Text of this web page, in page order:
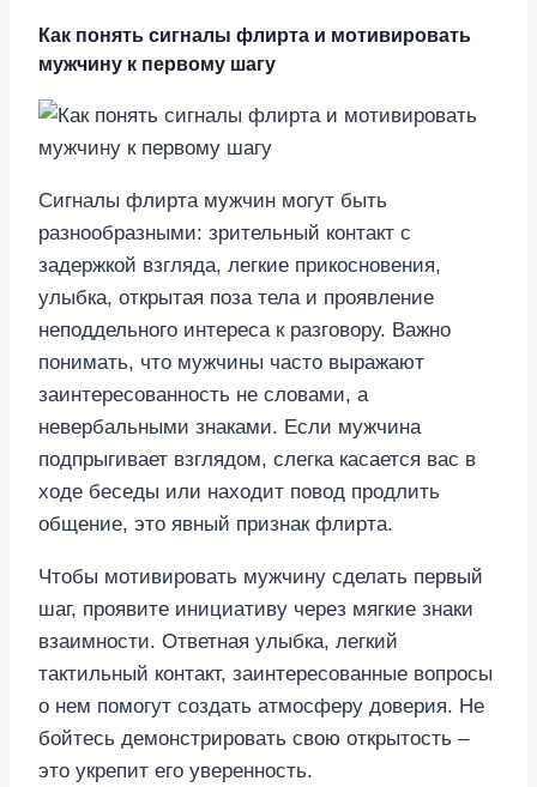
Как понять сигналы флирта и мотивировать
мужчину к первому шагу
Сигналы флирта мужчин могут быть
разнообразными: зрительный контакт с
задержкой взгляда, легкие прикосновения,
улыбка, открытая поза тела и проявление
неподдельного интереса к разговору. Важно
понимать, что мужчины часто выражают
заинтересованность не словами, а
невербальными знаками. Если мужчина
подпрыгивает взглядом, слегка касается вас в
ходе беседы или находит повод продлить
общение, это явный признак флирта.
Чтобы мотивировать мужчину сделать первый
шаг, проявите инициативу через мягкие знаки
взаимности. Ответная улыбка, легкий
тактильный контакт, заинтересованные вопросы
о нем помогут создать атмосферу доверия. Не
бойтесь демонстрировать свою открытость –
это укрепит его уверенность.